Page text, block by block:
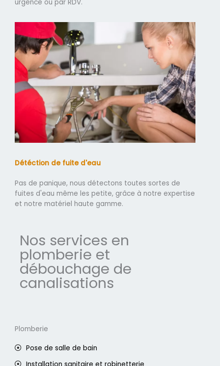
urgence ou par RDV.
Détéction de fuite d'eau
Pas de panique, nous détectons toutes sortes de
fuites d'eau même les petite, grâce à notre expertise
et notre matériel haute gamme.
Nos services en
plomberie et
débouchage de
canalisations
Plomberie
Pose de salle de bain
Installation sanitaire et robinetterie